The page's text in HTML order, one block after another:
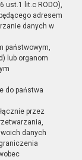
ust.1 lit.c RODO),
adresem
danych w
państwowym,
lub organom
do państwa
przez
danych